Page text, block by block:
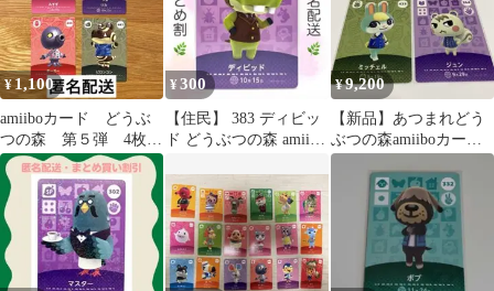
¥ 1,100
amiiboカード どうぶ
つの森 第５弾 4枚セ
ット みすず含む
¥300
【住民】 383 ディビッ
ド どうぶつの森 amiibo
¥9,200
【新品】あつまれどう
ぶつの森amiiboカード
⭐️人気住民4枚セット